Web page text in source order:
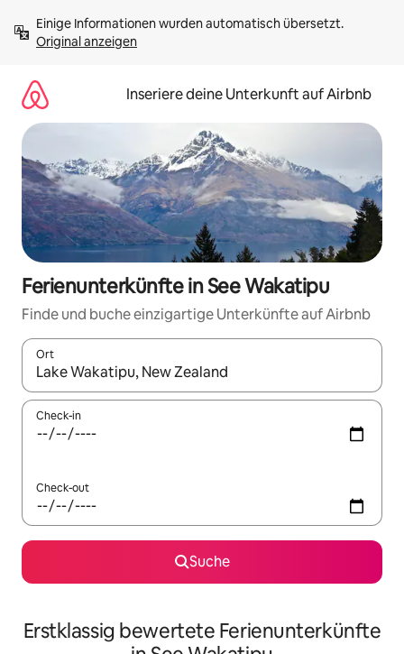
Inhalten
springenOriginal anzeigen
Inseriere deine Unterkunft auf Airbnb
Ferienunterkünfte in See Wakatipu
Finde und buche einzigartige Unterkünfte auf Airbnb
Ort
Wenn Ergebnisse verfügbar sind, navigiere mit den
Check-in
Check-out
Suche
Erstklassig bewertete Ferienunterkünfte